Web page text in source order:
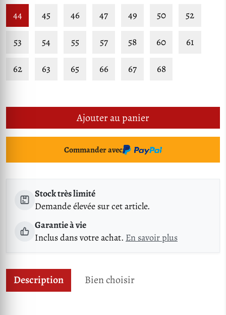
44 45 46 47 49 50 52
53 54 55 57 58 60 61
62 63 65 66 67 68
Ajouter au panier
Commander avec
Stock très limité
Demande élevée sur cet article.
Garantie à vie
Inclus dans votre achat. En savoir plus
Description Bien choisir